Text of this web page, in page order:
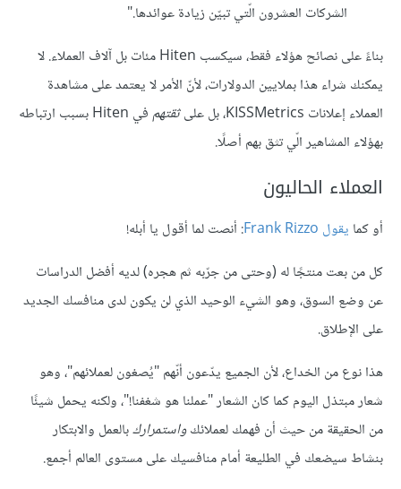
الشركات العشرون الّتي تبيّن زيادة عوائدها."
بناءً على نصائح هؤلاء فقط، سيكسب Hiten مئات بل آلاف العملاء. لا
يمكنك شراء هذا بملايين الدولارات، لأنّ الأمر لا يعتمد على مشاهدة
العملاء إعلانات KISSMetrics، بل على
ثقتهم
في Hiten بسبب ارتباطه
بهؤلاء المشاهير الّي تثق بهم أصلًا.
العملاء الحاليون
أو كما يقول Frank Rizzo
: أنصت لما أقول يا أبله!
كل من بعت منتجًا له (وحتى من جرّبه ثم هجره) لديه أفضل الدراسات
عن وضع السوق، وهو الشيء الوحيد الذي لن يكون لدى منافسك الجديد
على الإطلاق.
هذا نوع من الخداع، لأن الجميع يدّعون أنّهم "يُصغون لعملائهم"، وهو
شعار مبتذل اليوم كما كان الشعار "عملنا هو شغفنا!"، ولكنه يحمل شيئًا
من الحقيقة من حيث أن فهمك لعملائكواستمراركبالعمل والابتكار
بنشاط سيضعك في الطليعة أمام منافسيك على مستوى العالم أجمع.